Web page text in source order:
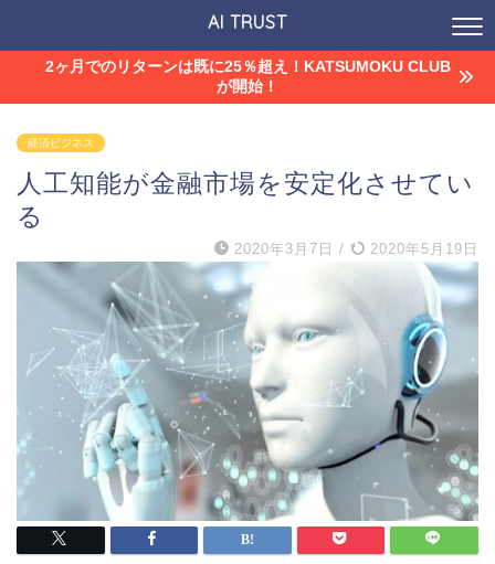
AI TRUST
2ヶ月でのリターンは既に25％超え！KATSUMOKU CLUB
が開始！
経済ビジネス
人工知能が金融市場を安定化させてい
る
2020年3月7日 / 2020年5月19日